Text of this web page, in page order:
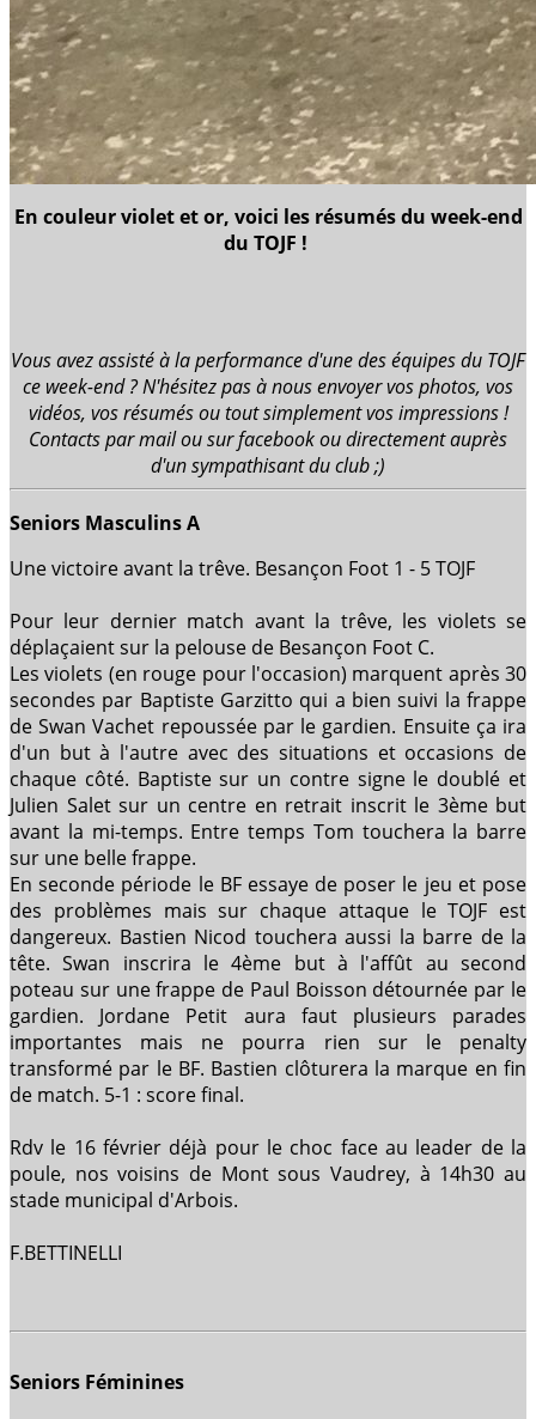
En couleur violet et or, voici les résumés du week-end
du TOJF !
Vous avez assisté à la performance d'une des équipes du TOJF
ce week-end ? N'hésitez pas à nous envoyer vos photos, vos
vidéos, vos résumés ou tout simplement vos impressions !
Contacts par mail ou sur facebook ou directement auprès
d'un sympathisant du club ;)
Seniors Masculins A
Une victoire avant la trêve. Besançon Foot 1 - 5 TOJF
Pour leur dernier match avant la trêve, les violets se
déplaçaient sur la pelouse de Besançon Foot C.
Les violets (en rouge pour l'occasion) marquent après 30
secondes par Baptiste Garzitto qui a bien suivi la frappe
de Swan Vachet repoussée par le gardien. Ensuite ça ira
d'un but à l'autre avec des situations et occasions de
chaque côté. Baptiste sur un contre signe le doublé et
Julien Salet sur un centre en retrait inscrit le 3ème but
avant la mi-temps. Entre temps Tom touchera la barre
sur une belle frappe.
En seconde période le BF essaye de poser le jeu et pose
des problèmes mais sur chaque attaque le TOJF est
dangereux. Bastien Nicod touchera aussi la barre de la
tête. Swan inscrira le 4ème but à l'affût au second
poteau sur une frappe de Paul Boisson détournée par le
gardien. Jordane Petit aura faut plusieurs parades
importantes mais ne pourra rien sur le penalty
transformé par le BF. Bastien clôturera la marque en fin
de match. 5-1 : score final.
Rdv le 16 février déjà pour le choc face au leader de la
poule, nos voisins de Mont sous Vaudrey, à 14h30 au
stade municipal d'Arbois.
F.BETTINELLI
Seniors Féminines